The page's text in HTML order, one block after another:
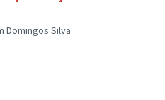
Domingos Silva